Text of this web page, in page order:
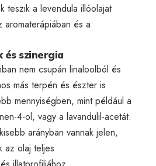
teszik a levendula illóolajat
aromaterápiában és a
és szinergia
nem csupán linaloolból és
más terpén és észter is
mennyiségben, mint például a
4-ol, vagy a lavandulil-acetát.
arányban vannak jelen,
az olaj teljes